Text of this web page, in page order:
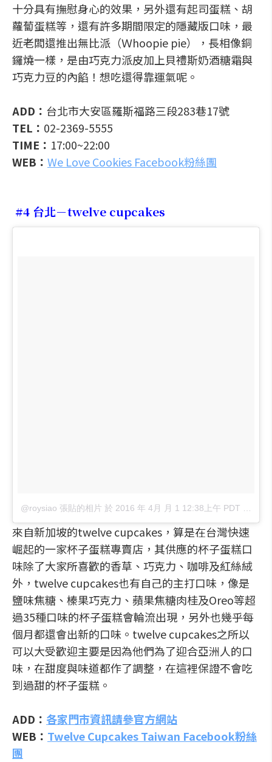
十分具有撫慰身心的效果，另外還有起司蛋糕、胡
蘿蔔蛋糕等，還有許多期間限定的隱藏版口味，最
近老闆還推出無比派（Ｗhoopie pie），長相像銅
鑼燒一樣，是由巧克力派皮加上貝禮斯奶酒糖霜與
巧克力豆的內餡！想吃還得靠運氣呢。
ADD： 台北市大安區羅斯福路三段283巷17號
TEL： 02-2369-5555
TIME： 17:00~22:00
WEB： We Love Cookies Facebook粉絲團
#4 台北－twelve cupcakes
@roysiao 張貼的相片 於 2016 年 4月 月 1 12:38上午 PDT
來自新加坡的twelve cupcakes，算是在台灣快速
崛起的一家杯子蛋糕專賣店，其供應的杯子蛋糕口
味除了大家所喜歡的香草、巧克力、咖啡及紅絲絨
外，twelve cupcakes也有自己的主打口味，像是
鹽味焦糖、榛果巧克力、蘋果焦糖肉桂及Oreo等超
過35種口味的杯子蛋糕會輪流出現，另外也幾乎每
個月都還會出新的口味。twelve cupcakes之所以
可以大受歡迎主要是因為他們為了迎合亞洲人的口
味，在甜度與味道都作了調整，在這裡保證不會吃
到過甜的杯子蛋糕。
ADD： 各家門市資訊請參官方網站
WEB： Twelve Cupcakes Taiwan Facebook粉絲
團